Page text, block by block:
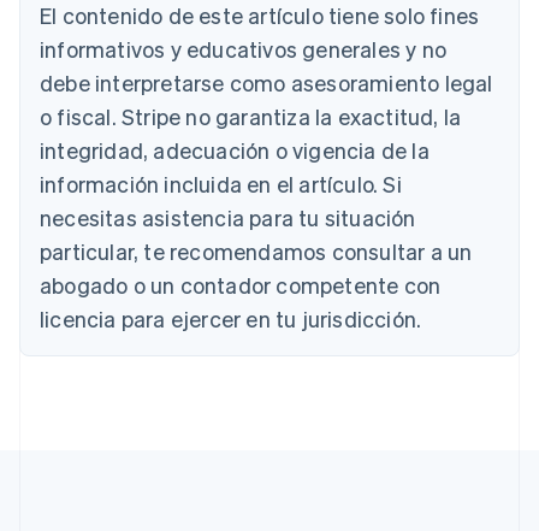
El contenido de este artículo tiene solo fines
informativos y educativos generales y no
debe interpretarse como asesoramiento legal
o fiscal. Stripe no garantiza la exactitud, la
integridad, adecuación o vigencia de la
información incluida en el artículo. Si
necesitas asistencia para tu situación
particular, te recomendamos consultar a un
abogado o un contador competente con
licencia para ejercer en tu jurisdicción.
Alemania
Deutsch
Australia
English
Austria
Bélgica
NederlandsFrançaisDeutschEnglish
Brasil
Português English
Bulgaria
English
Canadá
English Français
China continental